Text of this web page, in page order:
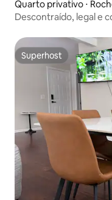
Quarto privativo ⋅
Descontraído, legal e
Superhost
Superhost